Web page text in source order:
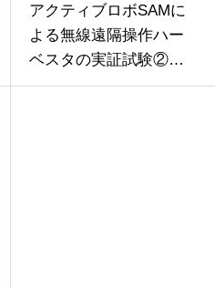
アクティブロボSAMに
よる無線遠隔操作ハー
ベスタの実証試験②
【動画】